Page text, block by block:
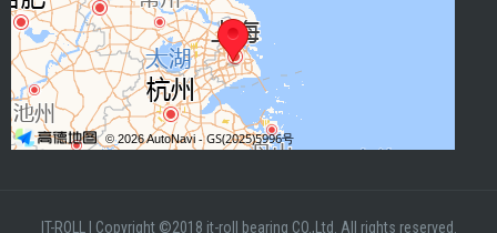
IT-ROLL Copyright ©2018 it-roll bearing CO.,Ltd. All rights reserved.